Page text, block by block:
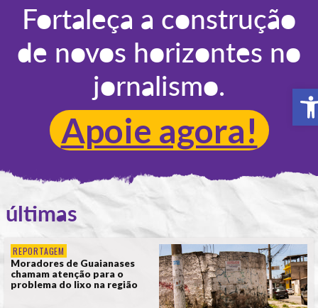
Fortaleça a construção
de novos horizontes no
jornalismo.
Apoie agora!
últimas
REPORTAGEM
Moradores de Guaianases
chamam atenção para o
problema do lixo na região